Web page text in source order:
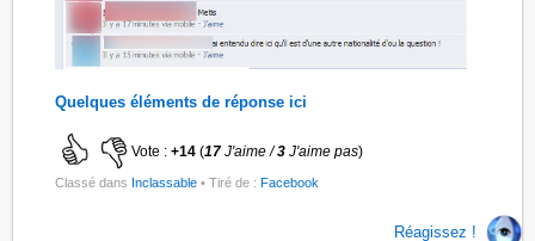
Quelques éléments de réponse ici
Vote :+14 (17J'aime /3 J'aime pas)
Classé dans Inclassable • Tiré de :Facebook
Réagissez !